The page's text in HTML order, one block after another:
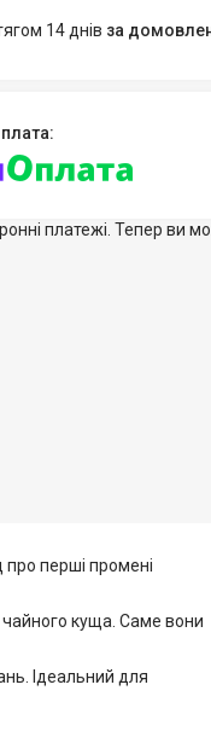
14 днів за
платежі. Тепер ви
перші промені
чайного куща. Саме вони
Ідеальний для